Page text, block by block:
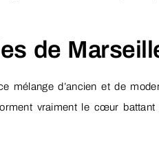
de
mélange d’ancien et de
vraiment le cœur battant